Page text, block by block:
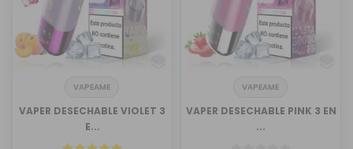
VAPEAME
VAPER DESECHABLE VIOLET 3
E...
VAPEAME
VAPER DESECHABLE PINK 3 EN
...